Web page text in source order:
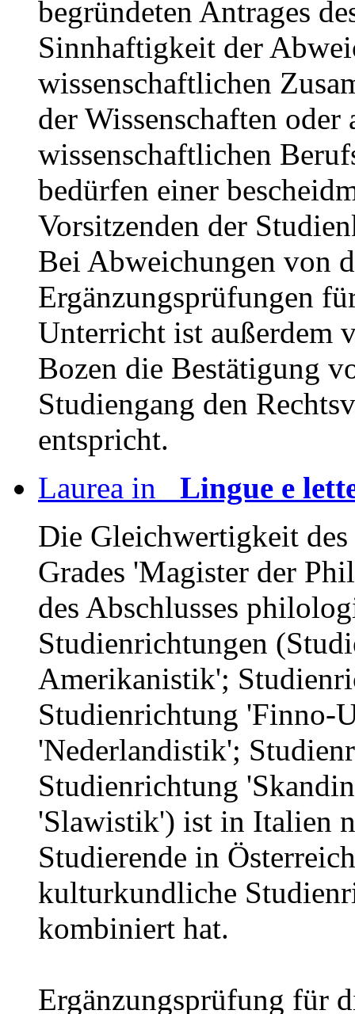
begründeten Antrages
Sinnhaftigkeit der
wissenschaftlichen
der Wissenschaften
wissenschaftlichen
bedürfen einer
Vorsitzenden der
Bei Abweichungen von
Ergänzungsprüfungen
Unterricht ist außerdem
Bozen die Bestätigung
Studiengang den
entspricht.
Laurea in Lingue e
Die Gleichwertigkeit des
Grades 'Magister der
des Abschlusses
Studienrichtungen
Amerikanistik';
Studienrichtung 'Finno-
'Nederlandistik';
Studienrichtung
'Slawistik') ist in Italien
Studierende in
kulturkundliche
kombiniert hat.
Ergänzungsprüfung für